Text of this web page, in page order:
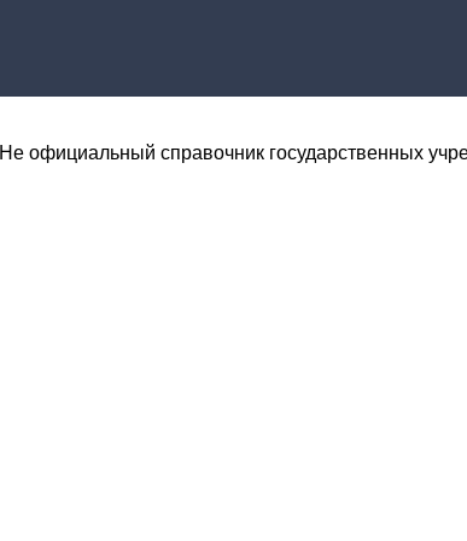
Не официальный справочник государственных